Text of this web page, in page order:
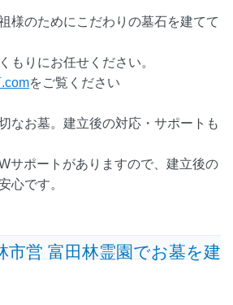
様のためにこだわりの墓石を建てて
もりにお任せください。
をご覧ください
なお墓。建立後の対応・サポートも
サポートがありますので、建立後の
心です。
市営 富田林霊園でお墓を建